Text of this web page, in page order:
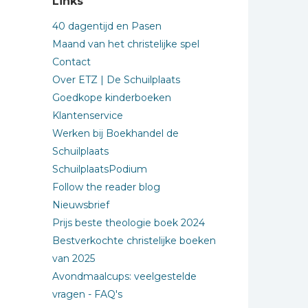
40 dagentijd en Pasen
Maand van het christelijke spel
Contact
Over ETZ | De Schuilplaats
Goedkope kinderboeken
Klantenservice
Werken bij Boekhandel de
Schuilplaats
SchuilplaatsPodium
Follow the reader blog
Nieuwsbrief
Prijs beste theologie boek 2024
Bestverkochte christelijke boeken
van 2025
Avondmaalcups: veelgestelde
vragen - FAQ's